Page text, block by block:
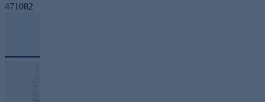
471082